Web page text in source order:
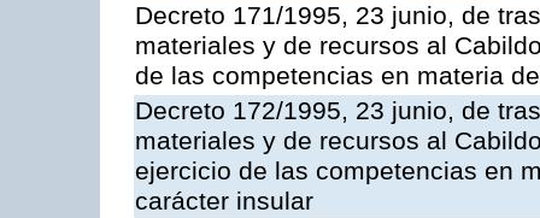
Decreto 171/1995, 23 junio, de
materiales y de recursos al
de las competencias en materia
Decreto 172/1995, 23 junio, de
materiales y de recursos al
ejercicio de las competencias en
carácter insular